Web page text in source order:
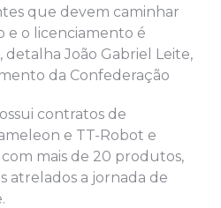
que devem caminhar
e o licenciamento é
detalha João Gabriel Leite,
da Confederação
contratos de
e TT-Robot e
mais de 20 produtos,
atrelados a jornada de